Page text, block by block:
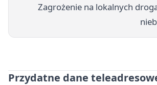
Zagrożenie na lokalnych
Przydatne dane